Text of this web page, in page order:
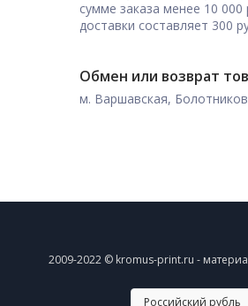
сумме заказа менее 10 000
доставки составляет 300
Обмен или возврат
м. Варшавская,
2009-2022 © kromus-print.ru -